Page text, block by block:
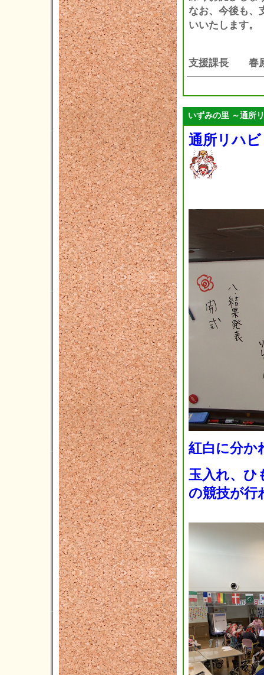
2020年02月(4)
2020年01月(2)
2019年12月(3)
2019年11月(1)
2019年10月(7)
2019年09月(4)
2019年08月(3)
2019年07月(3)
2019年06月(10)
2019年05月(4)
2019年04月(2)
2019年03月(3)
2019年02月(0)
2019年01月(5)
2018年12月(2)
2018年11月(7)
2018年10月(2)
2018年09月(6)
2018年08月(3)
2018年07月(1)
2018年06月(3)
2018年05月(2)
2018年04月(3)
2018年03月(5)
2018年02月(5)
2018年01月(4)
2017年12月(2)
2017年11月(3)
2017年10月(7)
2017年09月(8)
2017年08月(5)
2017年07月(9)
2017年06月(4)
なお、今後も、
いいたします。
支援課長 春
いずみの里 ～通所
通所リハ
紅白に分か
玉入れ、ひ
の競技が行